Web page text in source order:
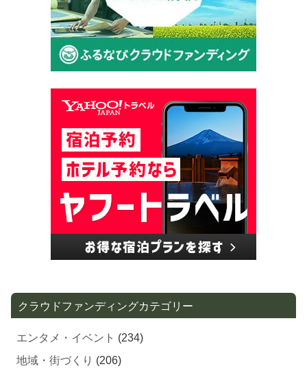
エンタメ・イベント(234)
地域・街づくり(206)
外食産業・フード(199)